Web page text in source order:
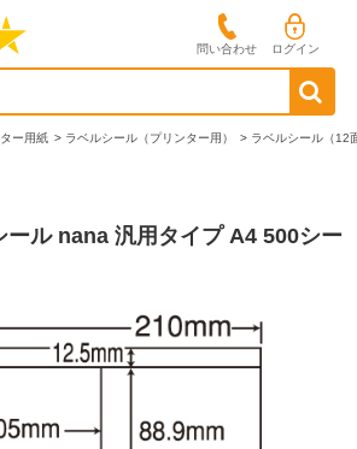
問い合わせ ログイン
ー用紙 > ラベルシール（プリンター用） > ラベルシール（12
ール nana 汎用タイプ A4 500シー